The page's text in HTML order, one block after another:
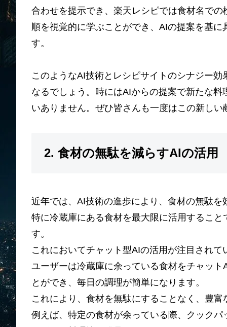
合わせを提示でき、楽天レシピでは食材名で
順を視覚的に学ぶことができ、AIの提案を基
す。
このようなAI技術とレシピサイトのシナジー
なるでしょう。時にはAIからの提案で新たな
いありません。ぜひ皆さんも一度はこの新しい
2. 食材の無駄を減らすAIの活用
近年では、AI技術の進歩により、食材の無駄を
特に冷蔵庫にある食材を最大限に活用するこ
す。
これにおいてチャット型AIの活用が注目されて
ユーザーは冷蔵庫に余っている食材をチャッ
とができ、毎日の調理が簡単になります。
これにより、食材を無駄にすることなく、豊
例えば、特定の食材が余っている際、クック